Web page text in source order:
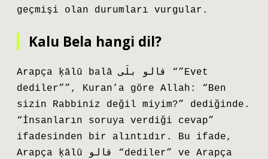
geçmişi olan durumları vurgular.
Kalu Bela hangi dil?
Arapça ḳālū balā قالو بلَى “”Evet
dediler””, Kuran’a göre Allah: “Ben
sizin Rabbiniz değil miyim?” dediğinde.
“İnsanların soruya verdiği cevap”
ifadesinden bir alıntıdır. Bu ifade,
Arapça ḳālū قالو “dediler” ve Arapça